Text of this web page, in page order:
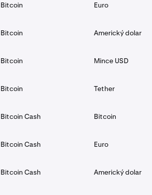
Bitcoin Euro
Bitcoin Americký dolar
Bitcoin Mince USD
Bitcoin Tether
Bitcoin Cash Bitcoin
Bitcoin Cash Euro
Bitcoin Cash Americký dolar